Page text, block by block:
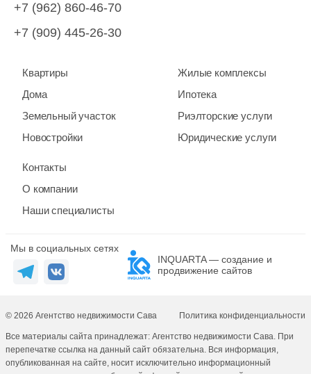
+7 (962) 860-46-70
+7 (909) 445-26-30
Квартиры
Дома
Земельный участок
Новостройки
Жилые комплексы
Ипотека
Риэлторские услуги
Юридические услуги
Контакты
О компании
Наши специалисты
Мы в социальных сетях
INQUARTA — создание и
продвижение сайтов
© 2026 Агентство недвижимости Сава Политика конфиденциальности
Все материалы сайта принадлежат: Агентство недвижимости Сава. При
перепечатке ссылка на данный сайт обязательна. Вся информация,
опубликованная на сайте, носит исключительно информационный